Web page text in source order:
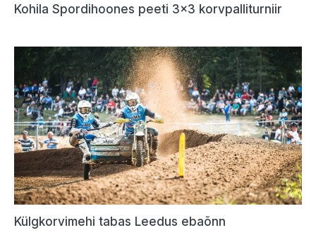
Kohila Spordihoones peeti 3×3 korvpalliturniir
Külgkorvimehi tabas Leedus ebaõnn